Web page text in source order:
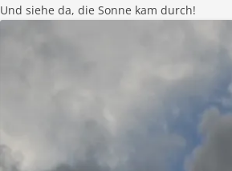
Und siehe da, die Sonne kam durch!